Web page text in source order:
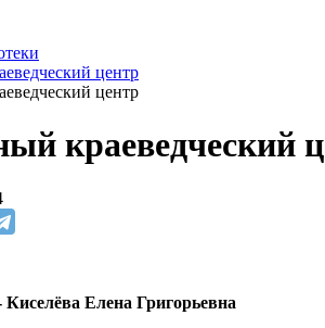
центр
центр
краеведческий
Елена Григорьевна